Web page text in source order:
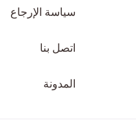
سياسة الإرجاع
اتصل بنا
المدونة